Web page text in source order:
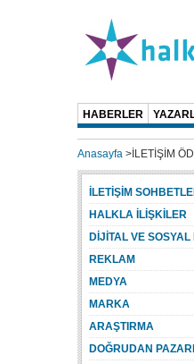
HABERLER
Anasayfa > İLETİŞİM
İLETİŞİM
HALKLA İLİŞKİLER
DİJİTAL VE SOSYAL
REKLAM
MEDYA
MARKA
ARAŞTIRMA
DOĞRUDAN